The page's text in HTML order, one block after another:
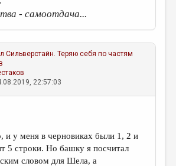
- самоотдача...
Сильверстайн. Теряю себя по частям
22:57:03
и у меня в черновиках были 1, 2 и
5 строки. Но башку я посчитал
словом для Шела, а